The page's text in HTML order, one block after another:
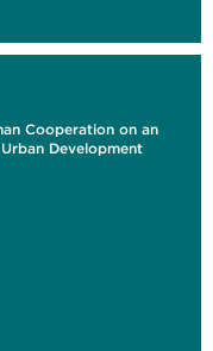
Cooperation on an
Development